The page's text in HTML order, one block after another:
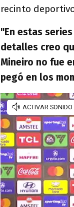
recinto
"En estas
detalles creo
Mineiro no fue
pegó en los